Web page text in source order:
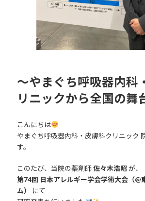
〜やまぐち呼吸器内科
リニックから全国の舞
こんにちは
やまぐち呼吸器内科・皮膚科クリニック
す。
このたび、当院の薬剤師佐々木浩昭が、
第74回 日本アレルギー学会学術大会（@
ム）
にて